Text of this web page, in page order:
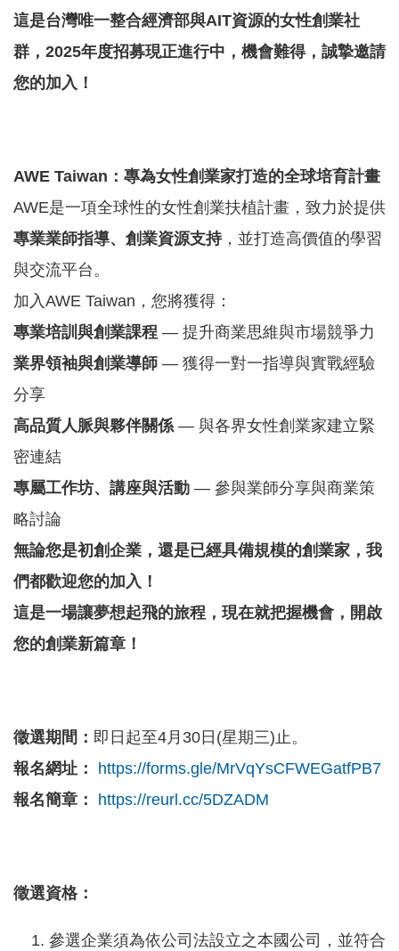
關
我
們
答
網
站
導
覽
EN
服
務
條
款
私
權
款
這是台灣唯一整合經濟部與AIT資源的女性創業社
群， 2025年度招募現正進行中，機會難得，誠摯邀請
您的加入！
AWE Taiwan ：專為女性創業家打造的全球培育計畫
AWE是一項全球性的女性創業扶植計畫，致力於提供
專業業師指導、創業資源支持，並打造高價值的學習
與交流平台。
加入AWE Taiwan，您將獲得：
專業培訓與創業課程 — 提升商業思維與市場競爭力
業界領袖與創業導師 — 獲得一對一指導與實戰經驗
分享
高品質人脈與夥伴關係— 與各界女性創業家建立緊
密連結
專屬工作坊、講座與活動 — 參與業師分享與商業策
略討論
無論您是初創企業，還是已經具備規模的創業家，我
們都歡迎您的加入！
這是一場讓夢想起飛的旅程，現在就把握機會，開啟
您的創業新篇章！
徵選期間： 即日起至4月30日(星期三)止。
報名網址：
https://forms.gle/MrVqYsCFWEGatfPB7
報名簡章：
https://reurl.cc/5DZADM
徵選資格：
參選企業須為依公司法設立之本國公司，並符合